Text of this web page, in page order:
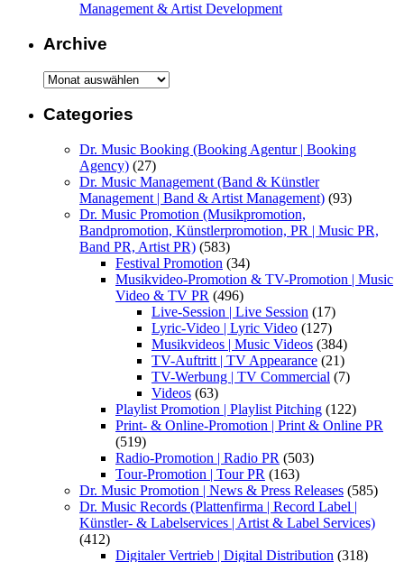
Management & Artist Development
Archive
Archive
Categories
Dr. Music Booking (Booking Agentur | Booking
Agency) (27)
Dr. Music Management (Band & Künstler
Management | Band & Artist Management) (93)
Dr. Music Promotion (Musikpromotion,
Bandpromotion, Künstlerpromotion, PR | Music PR,
Band PR, Artist PR) (583)
Festival Promotion (34)
Musikvideo-Promotion & TV-Promotion | Music
Video & TV PR (496)
Live-Session | Live Session (17)
Lyric-Video | Lyric Video (127)
Musikvideos | Music Videos (384)
TV-Auftritt | TV Appearance (21)
TV-Werbung | TV Commercial (7)
Videos (63)
Playlist Promotion | Playlist Pitching (122)
Print- & Online-Promotion | Print & Online PR
(519)
Radio-Promotion | Radio PR (503)
Tour-Promotion | Tour PR (163)
Dr. Music Promotion | News & Press Releases (585)
Dr. Music Records (Plattenfirma | Record Label |
Künstler- & Labelservices | Artist & Label Services)
(412)
Digitaler Vertrieb | Digital Distribution (318)